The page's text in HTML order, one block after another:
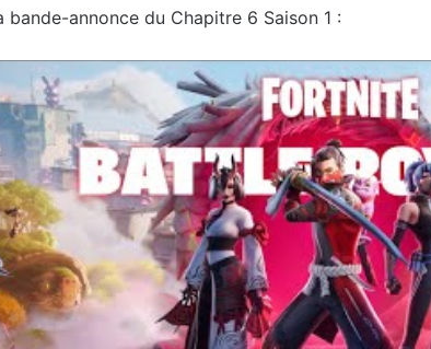
bande-annonce du Chapitre 6 Saison 1 :